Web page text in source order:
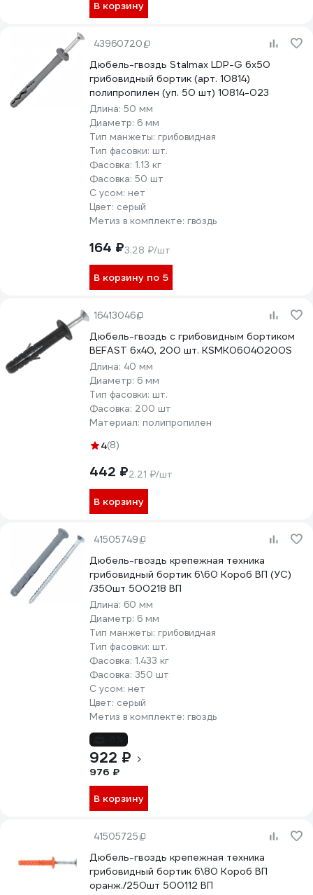
В корзину
43960720
Дюбель-гвоздь Stalmax LDP-G 6х50
грибовидный бортик (арт. 10814)
полипропилен (уп. 50 шт) 10814-023
Длина: 50 мм
Диаметр: 6 мм
Тип манжеты: грибовидная
Тип фасовки: шт.
Фасовка: 1.13 кг
Фасовка: 50 шт
С усом: нет
Цвет: серый
Метиз в комплекте: гвоздь
164 ₽3.28 ₽/шт
В корзину по 5
16413046
Дюбель-гвоздь с грибовидным бортиком
BEFAST 6x40, 200 шт. KSMK06040200S
Длина: 40 мм
Диаметр: 6 мм
Тип фасовки: шт.
Фасовка: 200 шт
Материал: полипропилен
4(8)
442 ₽2.21 ₽/шт
В корзину
41505749
Дюбель-гвоздь крепежная техника
грибовидный бортик 6\60 Короб ВП (УС)
/350шт 500218 ВП
Длина: 60 мм
Диаметр: 6 мм
Тип манжеты: грибовидная
Тип фасовки: шт.
Фасовка: 1.433 кг
Фасовка: 350 шт
С усом: нет
Цвет: серый
Метиз в комплекте: гвоздь
922 ₽
976 ₽
В корзину
41505725
Дюбель-гвоздь крепежная техника
грибовидный бортик 6\80 Короб ВП
оранж./250шт 500112 ВП